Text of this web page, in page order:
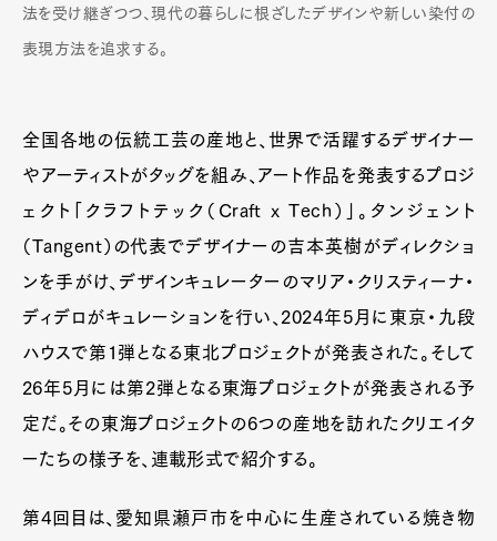
法を受け継ぎつつ、現代の暮らしに根ざしたデザインや新しい染付の
表現方法を追求する。
全国各地の伝統工芸の産地と、世界で活躍するデザイナー
やアーティストがタッグを組み、アート作品を発表するプロジ
ェクト「クラフトテック（Craft x Tech）」。タンジェント
（Tangent）の代表でデザイナーの吉本英樹がディレクショ
ンを手がけ、デザインキュレーターのマリア・クリスティーナ・
ディデロがキュレーションを行い、2024年5月に東京・九段
ハウスで第1弾となる東北プロジェクトが発表された。そして
26年5月には第2弾となる東海プロジェクトが発表される予
定だ。その東海プロジェクトの6つの産地を訪れたクリエイタ
ーたちの様子を、連載形式で紹介する。
第4回目は、愛知県瀬戸市を中心に生産されている焼き物